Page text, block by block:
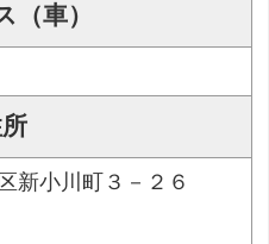
（車）
新小川町３－２６